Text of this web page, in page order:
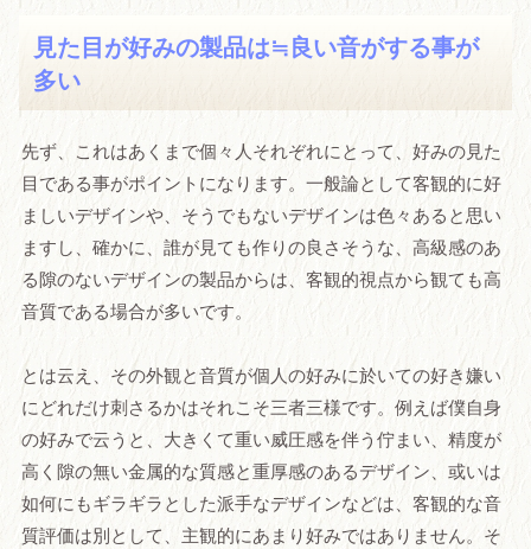
見た目が好みの製品は≒良い音がする事が
多い
先ず、これはあくまで個々人それぞれにとって、好みの見た
目である事がポイントになります。一般論として客観的に好
ましいデザインや、そうでもないデザインは色々あると思い
ますし、確かに、誰が見ても作りの良さそうな、高級感のあ
る隙のないデザインの製品からは、客観的視点から観ても高
音質である場合が多いです。
とは云え、その外観と音質が個人の好みに於いての好き嫌い
にどれだけ刺さるかはそれこそ三者三様です。例えば僕自身
の好みで云うと、大きくて重い威圧感を伴う佇まい、精度が
高く隙の無い金属的な質感と重厚感のあるデザイン、或いは
如何にもギラギラとした派手なデザインなどは、客観的な音
質評価は別として、主観的にあまり好みではありません。そ